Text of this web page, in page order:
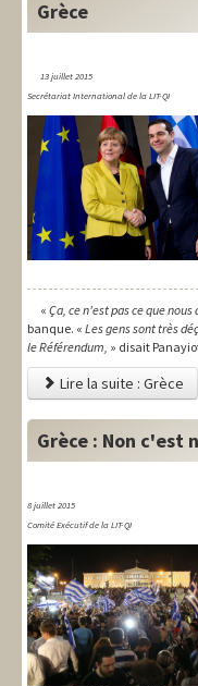
Grèce
13 juillet 2015
Secrétariat International de la LIT-QI
« Ça, ce n'est pas ce que nous
banque. « Les gens sont très
le Référendum, » disait
Lire la suite : Grèce
Grèce : Non c'est
8 juillet 2015
Comité Exécutif de la LIT-QI